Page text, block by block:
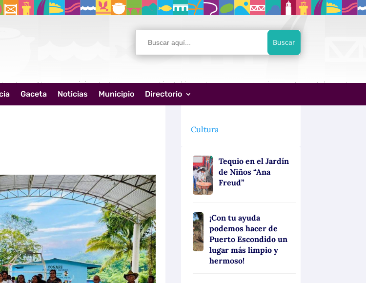
Buscar:
Gaceta Noticias Municipio Directorio
Cultura
Tequio en el Jardín
de Niños “Ana
Freud”
¡Con tu ayuda
podemos hacer de
Puerto Escondido un
lugar más limpio y
hermoso!